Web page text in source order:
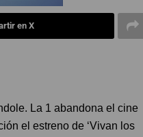
en X
La 1 abandona el cine
el estreno de ‘Vivan los